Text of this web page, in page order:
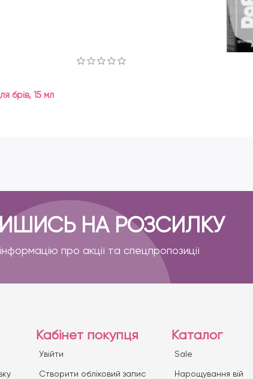
брів, 15 мл
НА РОЗСИЛКУ
про акції та спецпропозиції
Кабінет покупця
Увійти
Створити обліковий запис
Каталог
Sale
Нарощування вій